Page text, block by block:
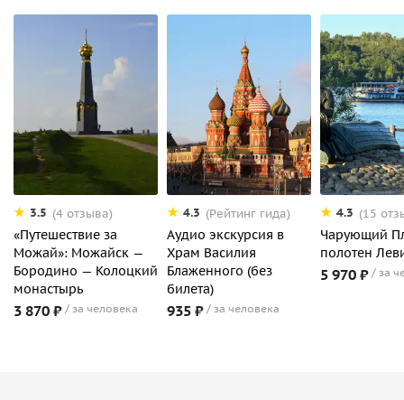
3.5 (4 отзыва)
«Путешествие за
Можай»: Можайск —
Бородино — Колоцкий
монастырь
3 870 ₽ за человека
4.3 (Рейтинг гида)
Аудио экскурсия в
Храм Василия
Блаженного (без
билета)
935 ₽ за человека
4.3 (15
Чарующий
полотен
5 970 ₽ за